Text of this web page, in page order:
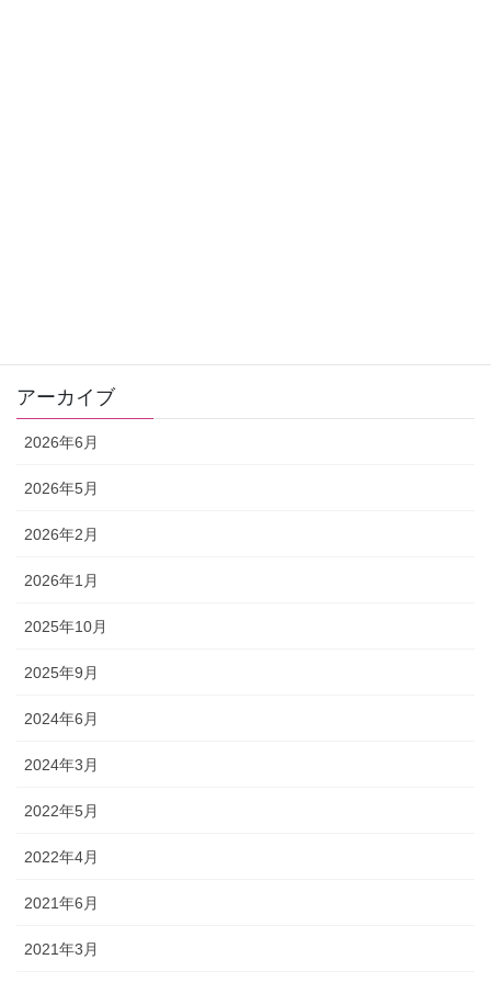
アーカイブ
2026年6月
2026年5月
2026年2月
2026年1月
2025年10月
2025年9月
2024年6月
2024年3月
2022年5月
2022年4月
2021年6月
2021年3月